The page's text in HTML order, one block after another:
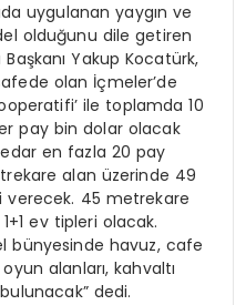
uygulanan yaygın ve
olduğunu dile getiren
Yakup Kocatürk,
olan İçmeler’de
ile toplamda 10
pay bin dolar olacak
en fazla 20 pay
alan üzerinde 49
45 metrekare
ev tipleri olacak.
bünyesinde havuz, cafe
alanları, kahvaltı
dedi.